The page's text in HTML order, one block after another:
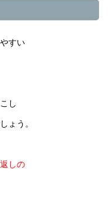
すい
し
ょう。
しの